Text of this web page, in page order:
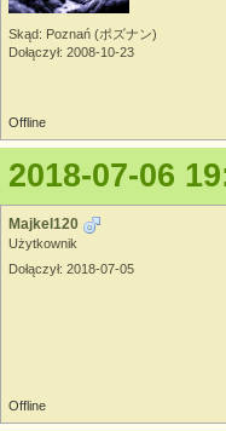
Skąd: Poznań (ポズナン)
Dołączył: 2008-10-23
Offline
2018-07-06
Majkel120
Użytkownik
Dołączył: 2018-07-05
Offline